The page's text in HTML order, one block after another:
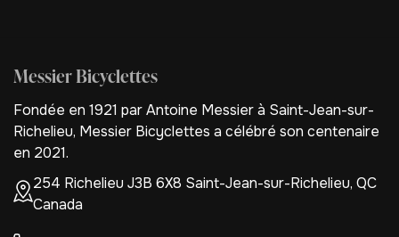
Messier Bicyclettes
Fondée en 1921 par Antoine Messier à Saint-Jean-sur-
Richelieu, Messier Bicyclettes a célébré son centenaire
en 2021.
254 Richelieu J3B 6X8 Saint-Jean-sur-Richelieu, QC
Canada